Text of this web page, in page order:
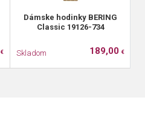
€
Dámske hodinky BERING
Classic 19126-734
Skladom 189,00 €